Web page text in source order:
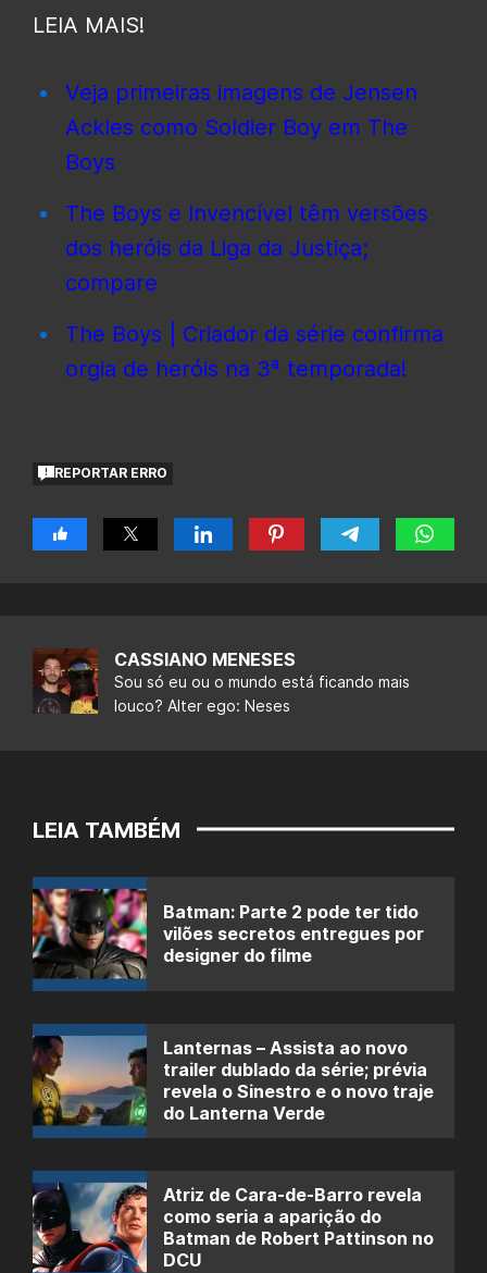
LEIA MAIS!
Veja primeiras imagens de Jensen
Ackles como Soldier Boy em The
Boys
The Boys e Invencível têm versões
dos heróis da Liga da Justiça;
compare
The Boys | Criador da série confirma
orgia de heróis na 3ª temporada!
REPORTAR ERRO
CASSIANO MENESES
Sou só eu ou o mundo está ficando mais
louco? Alter ego: Neses
LEIA TAMBÉM
Batman: Parte 2 pode ter tido
vilões secretos entregues por
designer do filme
Lanternas – Assista ao novo
trailer dublado da série; prévia
revela o Sinestro e o novo traje
do Lanterna Verde
Atriz de Cara-de-Barro revela
como seria a aparição do
Batman de Robert Pattinson no
DCU